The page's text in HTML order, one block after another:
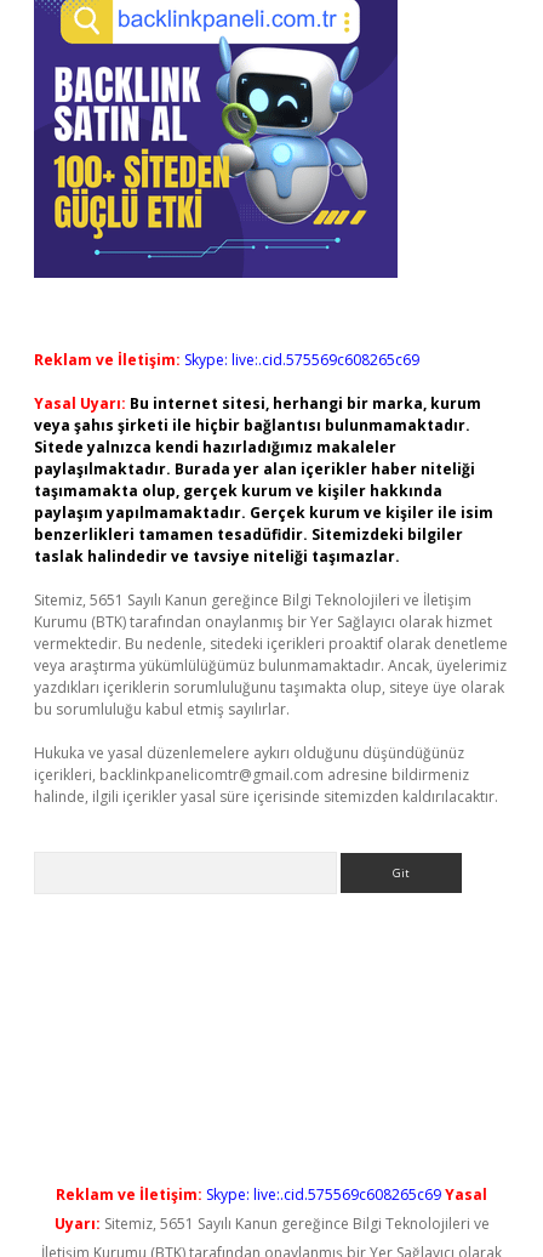
Reklam ve İletişim: Skype: live:.cid.575569c608265c69
Yasal Uyarı: Bu internet sitesi, herhangi bir marka, kurum
veya şahıs şirketi ile hiçbir bağlantısı bulunmamaktadır.
Sitede yalnızca kendi hazırladığımız makaleler
paylaşılmaktadır. Burada yer alan içerikler haber niteliği
taşımamakta olup, gerçek kurum ve kişiler hakkında
paylaşım yapılmamaktadır. Gerçek kurum ve kişiler ile isim
benzerlikleri tamamen tesadüfidir. Sitemizdeki bilgiler
taslak halindedir ve tavsiye niteliği taşımazlar.
Sitemiz, 5651 Sayılı Kanun gereğince Bilgi Teknolojileri ve İletişim
Kurumu (BTK) tarafından onaylanmış bir Yer Sağlayıcı olarak hizmet
vermektedir. Bu nedenle, sitedeki içerikleri proaktif olarak denetleme
veya araştırma yükümlülüğümüz bulunmamaktadır. Ancak, üyelerimiz
yazdıkları içeriklerin sorumluluğunu taşımakta olup, siteye üye olarak
bu sorumluluğu kabul etmiş sayılırlar.
Hukuka ve yasal düzenlemelere aykırı olduğunu düşündüğünüz
içerikleri, backlinkpanelicomtr@gmail.com adresine bildirmeniz
halinde, ilgili içerikler yasal süre içerisinde sitemizden kaldırılacaktır.
Reklam ve İletişim: Skype: live:.cid.575569c608265c69Yasal
Uyarı: Sitemiz, 5651 Sayılı Kanun gereğince Bilgi Teknolojileri ve
İletişim Kurumu (BTK) tarafından onaylanmış bir Yer Sağlayıcı olarak